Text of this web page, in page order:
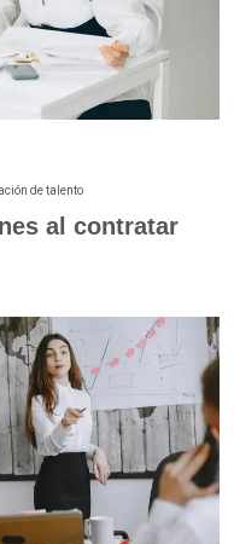
al contratar
de talento